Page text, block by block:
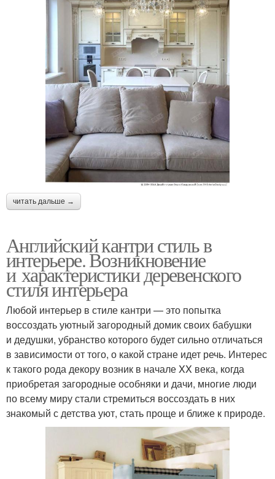
читать дальше →
Английский кантри стиль в
интерьере. Возникновение
и характеристики деревенского
стиля интерьера
Любой интерьер в стиле кантри — это попытка
воссоздать уютный загородный домик своих бабушки
и дедушки, убранство которого будет сильно отличаться
в зависимости от того, о какой стране идет речь. Интерес
к такого рода декору возник в начале XX века, когда
приобретая загородные особняки и дачи, многие люди
по всему миру стали стремиться воссоздать в них
знакомый с детства уют, стать проще и ближе к природе.